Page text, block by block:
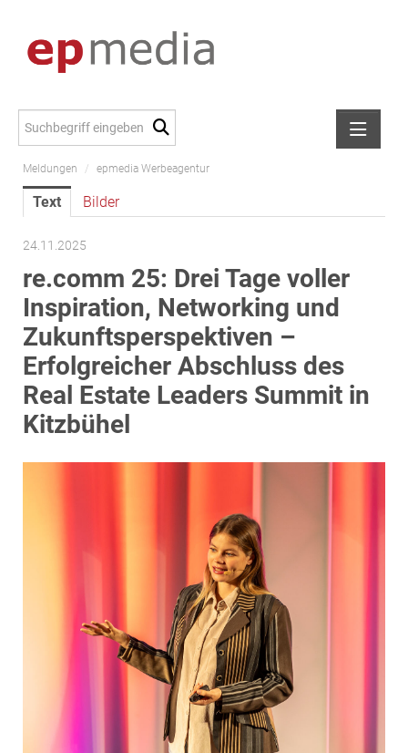
Meldungen
Alexander Peer
amb Development
AURE Immobilien
Austria Sotheby's International Realty
City Park Vienna
CTP Österreich
EPHIC Group
epmedia Werbeagentur
Grossmann + Kaswurm Immobilien
HARING Group
HARING Group + WINEGG Realitäten
IMMOBILIEN MAGAZIN VERLAG
Meldungen / epmedia Werbeagentur
Text Bilder
24.11.2025
re.comm 25: Drei Tage voller
Inspiration, Networking und
Zukunftsperspektiven –
Erfolgreicher Abschluss des
Real Estate Leaders Summit in
Kitzbühel